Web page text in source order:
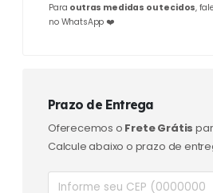
Para outras medidas ou tecidos,
no WhatsApp ❤️
Prazo de Entrega
Oferecemos o Frete Grátis
Calcule abaixo o prazo de